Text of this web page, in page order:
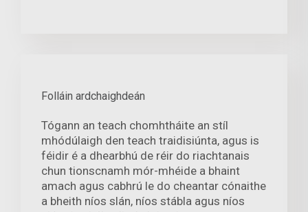
Folláin ardchaighdeán
Tógann an teach chomhtháite an stíl
mhódúlaigh den teach traidisiúnta, agus is
féidir é a dhearbhú de réir do riachtanais
chun tionscnamh mór-mhéide a bhaint
amach agus cabhrú le do cheantar cónaithe
a bheith níos slán, níos stábla agus níos